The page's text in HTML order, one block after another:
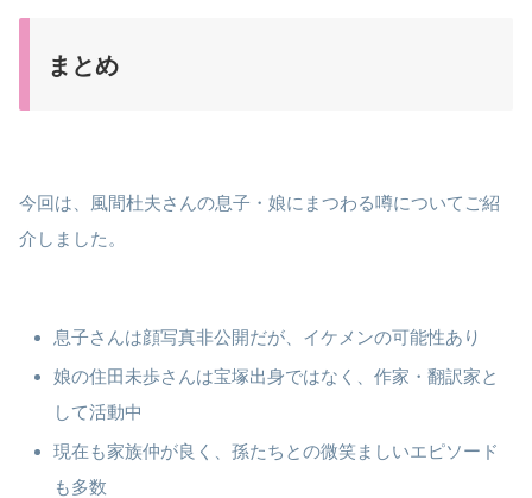
まとめ
今回は、風間杜夫さんの息子・娘にまつわる噂についてご紹
介しました。
息子さんは顔写真非公開だが、イケメンの可能性あり
娘の住田未歩さんは宝塚出身ではなく、作家・翻訳家と
して活動中
現在も家族仲が良く、孫たちとの微笑ましいエピソード
も多数